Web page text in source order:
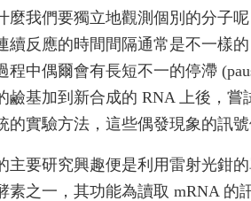
麼我們要獨立地觀測個別的分子
續反應的時間間隔通常是不一樣
程中偶爾會有長短不一的停滯
鹼基加到新合成的 RNA 上後，嘗
的實驗方法，這些偶發現象的訊
主要研究興趣便是利用雷射光鉗
素之一，其功能為讀取 mRNA 的